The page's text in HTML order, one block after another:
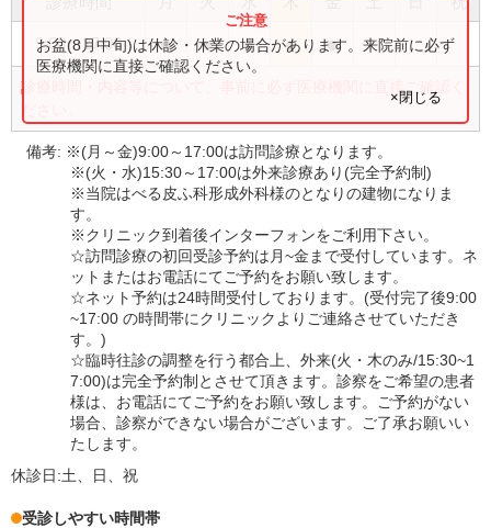
9:00〜 17:00 ● ● ● ● ●
診療時間・内容等について、事前に必ず医療機関に直接ご確認く
お盆(8月中旬)は休診・休業の場合があります。来院前に必ず
医療機関に直接ご確認ください。
×閉じる
備考: ※(月～金)9:00～17:00は訪問診療となります。
※(火・水)15:30～17:00は外来診療あり(完全予約制)
※当院はべる皮ふ科形成外科様のとなりの建物になりま
す。
※クリニック到着後インターフォンをご利用下さい。
☆訪問診療の初回受診予約は月~金まで受付しています。ネ
ットまたはお電話にてご予約をお願い致します。
☆ネット予約は24時間受付しております。(受付完了後9:00
~17:00 の時間帯にクリニックよりご連絡させていただき
す。)
☆臨時往診の調整を行う都合上、外来(火・木のみ/15:30~1
7:00)は完全予約制とさせて頂きます。診察をご希望の患者
様は、お電話にてご予約をお願い致します。ご予約がない
場合、診察ができない場合がございます。ご了承お願いい
たします。
休診日:土、日、祝
受診しやすい時間帯